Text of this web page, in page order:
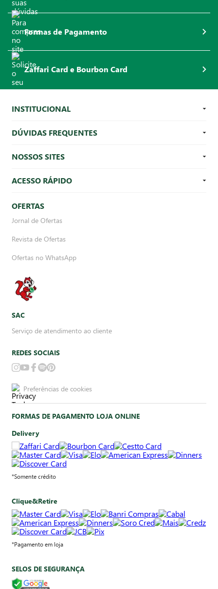
Formas de Pagamento
Zaffari Card e Bourbon Card
INSTITUCIONAL
DÚVIDAS FREQUENTES
NOSSOS SITES
ACESSO RÁPIDO
OFERTAS
Jornal de Ofertas
Revista de Ofertas
Ofertas no WhatsApp
SAC
Serviço de atendimento ao cliente
REDES SOCIAIS
Preferências de cookies
FORMAS DE PAGAMENTO LOJA ONLINE
Delivery
*Somente crédito
Clique&Retire
*Pagamento em loja
SELOS DE SEGURANÇA